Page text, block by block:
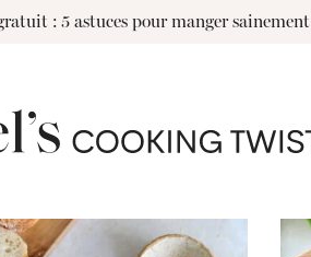
: 5 astuces pour manger sainement